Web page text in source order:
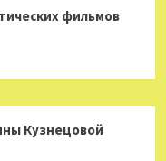
фильмов
Кузнецовой